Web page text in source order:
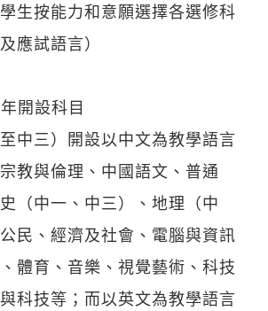
學生按能力和意願選擇各選修科
應試語言）
開設科目
中三）開設以中文為教學語言
教與倫理、中國語文、普通
（中一、中三）、地理（中
民、經濟及社會、電腦與資訊
體育、音樂、視覺藝術、科技
科技等；而以英文為教學語言